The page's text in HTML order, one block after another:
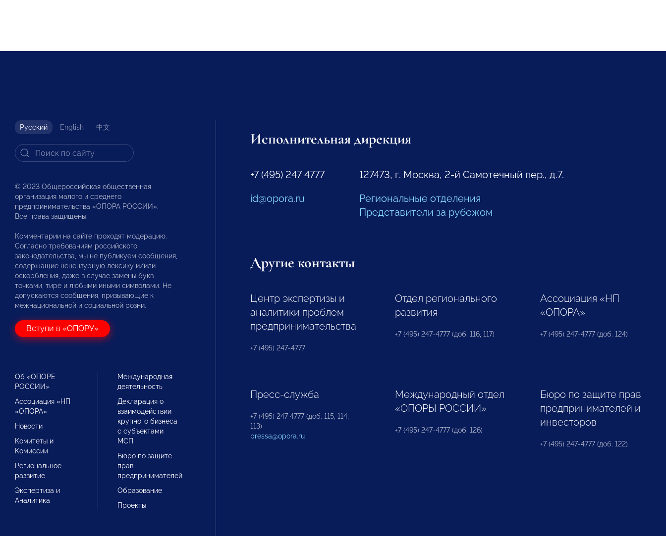
Русский English 中文
© 2023 Общероссийская общественная
организация малого и среднего
предпринимательства «ОПОРА РОССИИ».
Все права защищены.
Комментарии на сайте проходят модерацию.
Согласно требованиям российского
законодательства, мы не публикуем сообщения,
содержащие нецензурную лексику и/или
оскорбления, даже в случае замены букв
точками, тире и любыми иными символами. Не
допускаются сообщения, призывающие к
межнациональной и социальной розни.
Вступи в «ОПОРУ»
Об «ОПОРЕ
РОССИИ»
Ассоциация «НП
«ОПОРА»
Новости
Комитеты и
Комиссии
Региональное
развитие
Экспертиза и
Аналитика
Международная
деятельность
Декларация о
взаимодействии
крупного бизнеса
с субъектами
МСП
Бюро по защите
прав
предпринимателей
Образование
Проекты
Исполнительная дирекция
+7 (495) 247 4777
id@opora.ru
127473, г. Москва, 2-й Самотечный пер., д.7.
Региональные отделения
Представители за рубежом
Другие контакты
Центр экспертизы и
аналитики проблем
предпринимательства
+7 (495) 247-4777
Отдел регионального
развития
+7 (495) 247-4777 (доб. 116, 117)
Ассоциация «НП
«ОПОРА»
+7 (495) 247-4777 (доб. 124)
Пресс-служба
+7 (495) 247 4777 (доб. 115, 114,
113)
pressa@opora.ru
Международный отдел
«ОПОРЫ РОССИИ»
+7 (495) 247-4777 (доб. 126)
Бюро по защите прав
предпринимателей и
инвесторов
+7 (495) 247-4777 (доб. 122)